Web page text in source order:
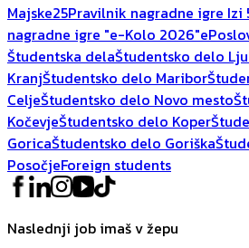
Majske25Pravilnik nagradne igre Izi
nagradne igre "e-Kolo 2026"
Študentska delaŠtudentsko delo
KranjŠtudentsko delo Maribor
CeljeŠtudentsko delo Novo mesto
KočevjeŠtudentsko delo Koper
GoricaŠtudentsko delo Goriška
PosočjeForeign students
Naslednji job imaš v žepu